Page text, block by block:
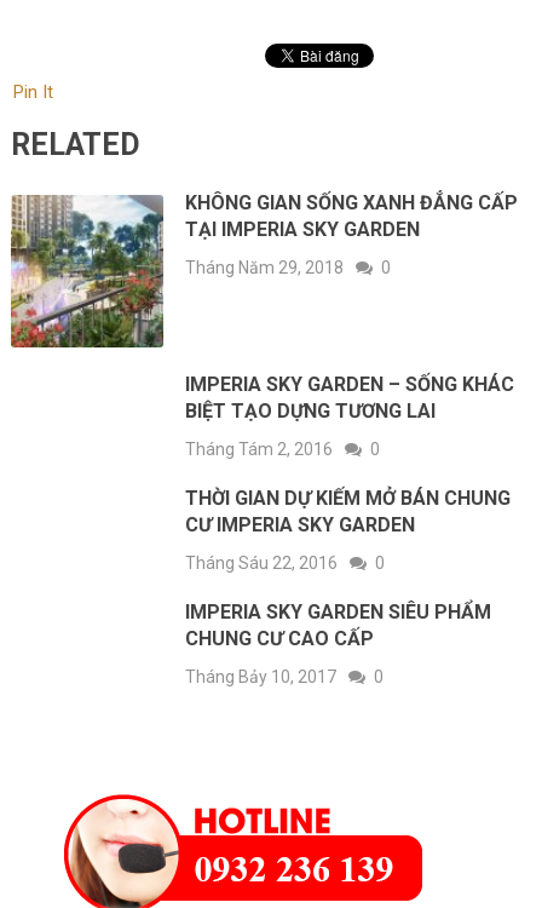
Pin It
RELATED
KHÔNG GIAN SỐNG XANH ĐẲNG CẤP
TẠI IMPERIA SKY GARDEN
Tháng Năm 29, 2018 0
IMPERIA SKY GARDEN – SỐNG KHÁC
BIỆT TẠO DỰNG TƯƠNG LAI
Tháng Tám 2, 2016 0
THỜI GIAN DỰ KIẾM MỞ BÁN CHUNG
CƯ IMPERIA SKY GARDEN
Tháng Sáu 22, 2016 0
IMPERIA SKY GARDEN SIÊU PHẨM
CHUNG CƯ CAO CẤP
Tháng Bảy 10, 2017 0